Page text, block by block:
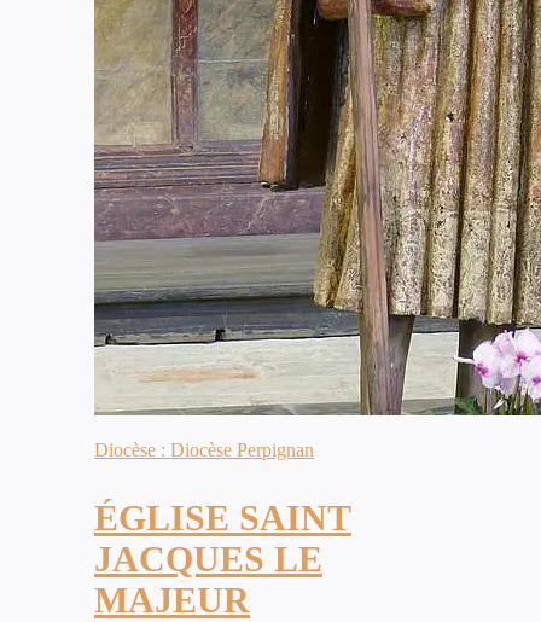
Diocèse : Diocèse Perpignan
ÉGLISE SAINT
JACQUES LE
MAJEUR